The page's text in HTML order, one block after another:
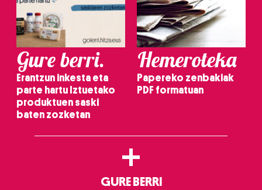
Gure berri.
Erantzun inkesta eta
parte hartu Iztuetako
produktuen saski
baten zozketan
Hemeroteka
Papereko zenbakiak
PDF formatuan
+
GURE BERRI